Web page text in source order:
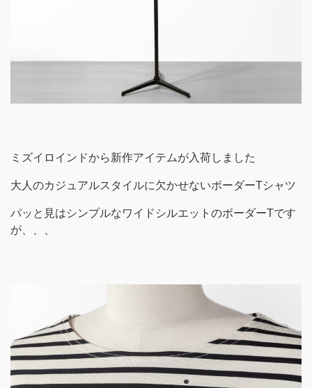
ミズイロインドから新作アイテムが入荷しました
大人のカジュアルスタイルに欠かせないボーダーTシャツ
パッと見はシンプルなワイドシルエットのボーダーTです
が、、、